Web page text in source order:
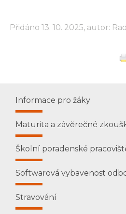
Přidáno 13. 10. 2025, autor:
Informace pro žáky
Maturita a závěrečné
Školní poradenské
Softwarová vybavenost
Stravování